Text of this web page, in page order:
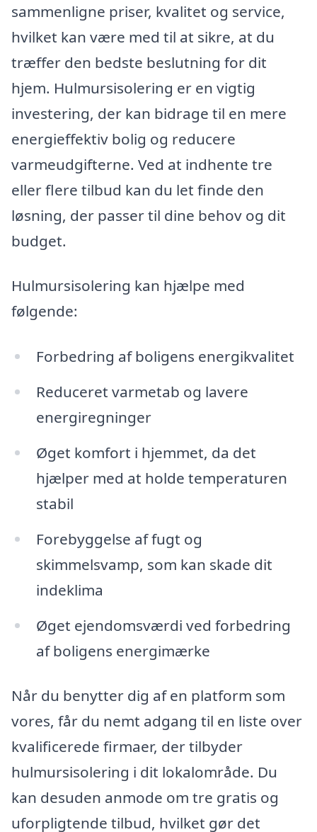
sammenligne priser, kvalitet og service,
hvilket kan være med til at sikre, at du
træffer den bedste beslutning for dit
hjem. Hulmursisolering er en vigtig
investering, der kan bidrage til en mere
energieffektiv bolig og reducere
varmeudgifterne. Ved at indhente tre
eller flere tilbud kan du let finde den
løsning, der passer til dine behov og dit
budget.
Hulmursisolering kan hjælpe med
følgende:
Forbedring af boligens energikvalitet
Reduceret varmetab og lavere
energiregninger
Øget komfort i hjemmet, da det
hjælper med at holde temperaturen
stabil
Forebyggelse af fugt og
skimmelsvamp, som kan skade dit
indeklima
Øget ejendomsværdi ved forbedring
af boligens energimærke
Når du benytter dig af en platform som
vores, får du nemt adgang til en liste over
kvalificerede firmaer, der tilbyder
hulmursisolering i dit lokalområde. Du
kan desuden anmode om tre gratis og
uforpligtende tilbud, hvilket gør det